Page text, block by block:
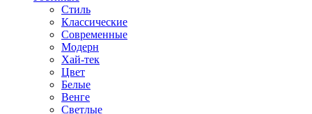
Стиль
Классические
Современные
Модерн
Хай-тек
Цвет
Белые
Венге
Светлые